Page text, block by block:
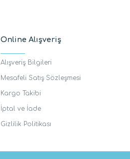
Online Alışveriş
Alışveriş Bilgileri
Mesafeli Satış Sözleşmesi
Kargo Takibi
İptal ve İade
Gizlilik Politikası